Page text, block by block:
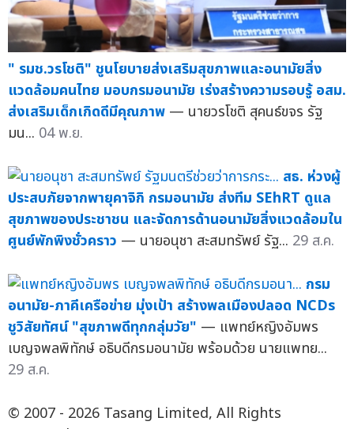
" รมช.วรโชติ" ชูนโยบายส่งเสริมสุขภาพและอนามัยสิ่ง
แวดล้อมคนไทย มอบกรมอนามัย เร่งสร้างความรอบรู้ อสม.
ส่งเสริมเด็กเกิดดีมีคุณภาพ — นายวรโชติ สุคนธ์ขจร รัฐ
มน... 04 พ.ย.
สธ. ห่วงผู้
ประสบภัยจากพายุคาจิกิ กรมอนามัย ส่งทีม SEhRT ดูแล
สุขภาพของประชาชน และจัดการด้านอนามัยสิ่งแวดล้อมใน
ศูนย์พักพิงชั่วคราว — นายอนุชา สะสมทรัพย์ รัฐ... 29 ส.ค.
กรม
อนามัย-ภาคีเครือข่าย มุ่งเป้า สร้างพลเมืองปลอด NCDs
ชูวิสัยทัศน์ "สุขภาพดีทุกกลุ่มวัย" — แพทย์หญิงอัมพร
เบญจพลพิทักษ์ อธิบดีกรมอนามัย พร้อมด้วย นายแพทย...
29 ส.ค.
© 2007 - 2026 Tasang Limited, All Rights